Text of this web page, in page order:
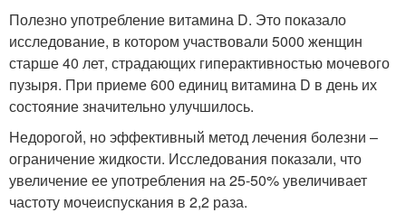
Полезно употребление витамина D. Это показало
исследование, в котором участвовали 5000 женщин
старше 40 лет, страдающих гиперактивностью мочевого
пузыря. При приеме 600 единиц витамина D в день их
состояние значительно улучшилось.
Недорогой, но эффективный метод лечения болезни –
ограничение жидкости. Исследования показали, что
увеличение ее употребления на 25-50% увеличивает
частоту мочеиспускания в 2,2 раза.